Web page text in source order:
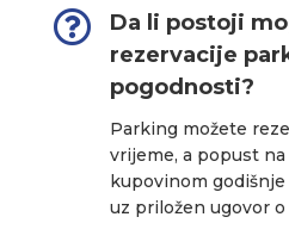

Da li postoji
rezervacije
pogodnosti?
Parking možete
vrijeme, a popust
kupovinom
uz priložen ugovor o